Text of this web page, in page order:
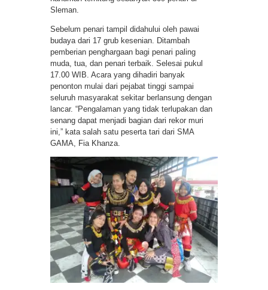
Sleman.
Sebelum penari tampil didahului oleh pawai
budaya dari 17 grub kesenian. Ditambah
pemberian penghargaan bagi penari paling
muda, tua, dan penari terbaik. Selesai pukul
17.00 WIB. Acara yang dihadiri banyak
penonton mulai dari pejabat tinggi sampai
seluruh masyarakat sekitar berlansung dengan
lancar. “Pengalaman yang tidak terlupakan dan
senang dapat menjadi bagian dari rekor muri
ini,” kata salah satu peserta tari dari SMA
GAMA, Fia Khanza.